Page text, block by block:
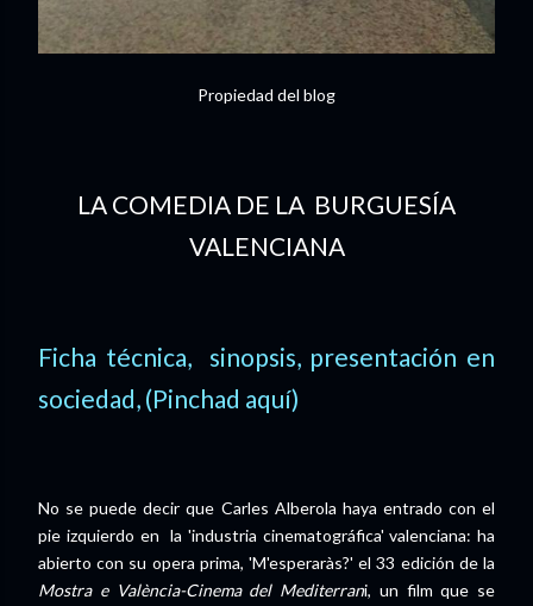
Propiedad del blog
LA COMEDIA DE LA BURGUESÍA
VALENCIANA
Ficha técnica, sinopsis, presentación en
sociedad, (Pinchad aquí)
No se puede decir que Carles Alberola haya entrado con el
pie izquierdo en la 'industria cinematográfica' valenciana: ha
abierto con su opera prima, 'M'esperaràs?' el 33 edición de la
Mostra e València-Cinema del Mediterrani, un film que se